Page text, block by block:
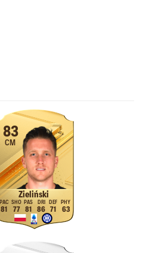
83
CM
Zieliński
81 77 81 86 71 63